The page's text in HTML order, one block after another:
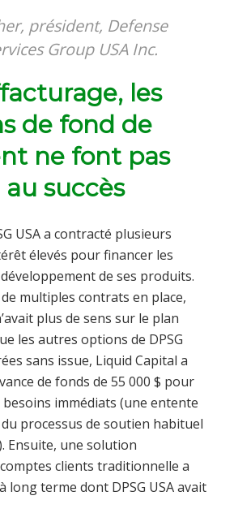
président, Defense
Group USA Inc.
les
de fond de
ne font pas
succès
USA a contracté plusieurs
élevés pour financer les
de ses produits.
multiples contrats en place,
plus de sens sur le plan
les autres options de DPSG
sans issue, Liquid Capital a
de fonds de 55 000 $ pour
immédiats (une entente
processus de soutien habituel
Ensuite, une solution
clients traditionnelle a
long terme dont DPSG USA avait